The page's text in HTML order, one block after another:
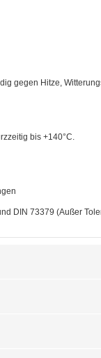
gegen Hitze,
bis +140°C.
DIN 73379 (Außer